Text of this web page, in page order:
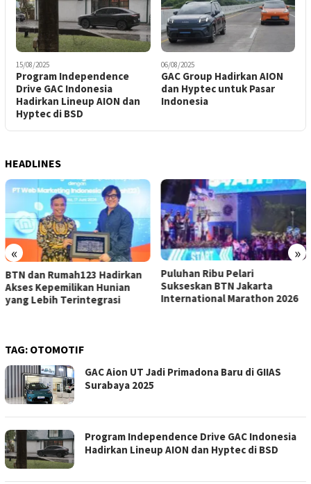
15/08/2025
Program Independence
Drive GAC Indonesia
Hadirkan Lineup AION dan
Hyptec di BSD
06/08/2025
GAC Group Hadirkan AION
dan Hyptec untuk Pasar
Indonesia
HEADLINES
« »
BTN dan Rumah123 Hadirkan
Akses Kepemilikan Hunian
yang Lebih Terintegrasi
Puluhan Ribu Pelari
Sukseskan BTN Jakarta
International Marathon 2026
TAG: OTOMOTIF
GAC Aion UT Jadi Primadona Baru di GIIAS
Surabaya 2025
Program Independence Drive GAC Indonesia
Hadirkan Lineup AION dan Hyptec di BSD